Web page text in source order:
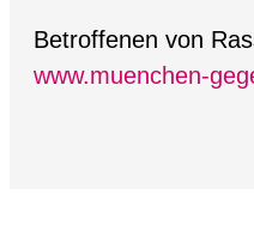
Betroffenen von
www.muenchen-